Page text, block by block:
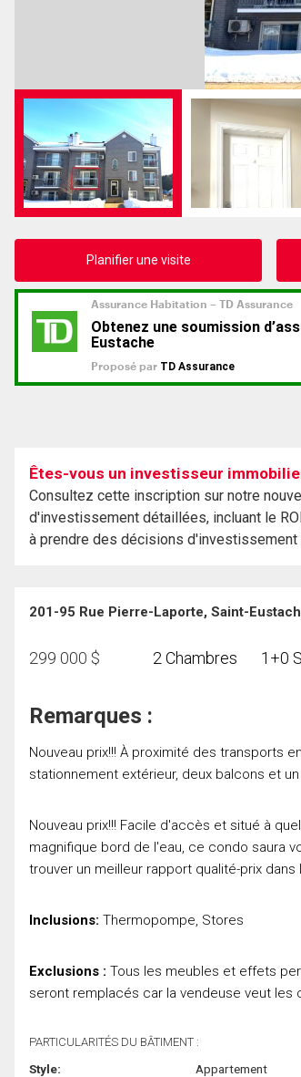
Planifier une visite
Êtes-vous un investisseur
Consultez cette inscription sur notre
d'investissement détaillées, incluant le
à prendre des décisions
201-95 Rue Pierre-Laporte, Saint-
299 000 $ 2 Chambres 1+0
Remarques :
Nouveau prix!!! À proximité des transports
stationnement extérieur, deux balcons et
Nouveau prix!!! Facile d'accès et situé à
magnifique bord de l'eau, ce condo saura
trouver un meilleur rapport qualité-prix
Inclusions: Thermopompe, Stores
Exclusions : Tous les meubles et effets
seront remplacés car la vendeuse veut les
PARTICULARITÉS DU BÂTIMENT :
Style:
Appartement